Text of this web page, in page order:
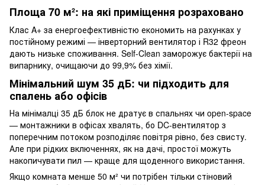
Площа 70 м²: на які приміщення розраховано
Клас A+ за енергоефективністю економить на рахунках у
постійному режимі — інверторний вентилятор і R32 фреон
дають низьке споживання. Self-Clean заморожує бактерії на
випарнику, очищаючи до 99,9% без хімії.
Мінімальний шум 35 дБ: чи підходить для
спалень або офісів
На мінімалці 35 дБ блок не дратує в спальнях чи open-space
— монтажники в офісах хвалять, бо DC-вентилятор з
поперечним потоком розподіляє повітря рівно, без свисту.
Але при рідких включеннях, як на дачі, простої можуть
накопичувати пил — краще для щоденного використання.
Якщо комната менше 50 м² чи потрібен тільки стіновий